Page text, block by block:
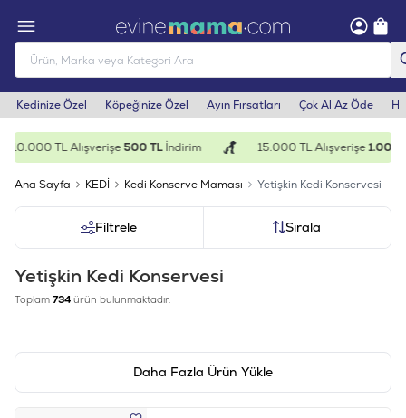
Kedinize Özel Köpeğinize Özel Ayın Fırsatları Çok Al Az Öde
TL Alışverişe500 TLİndirim 15.000 TL Alışverişe1.000 TL
Ana Sayfa KEDİ Kedi Konserve Maması Yetişkin Kedi Konservesi
Filtrele Sırala
Yetişkin Kedi Konservesi
Toplam 734 ürün bulunmaktadır.
Daha Fazla Ürün Yükle